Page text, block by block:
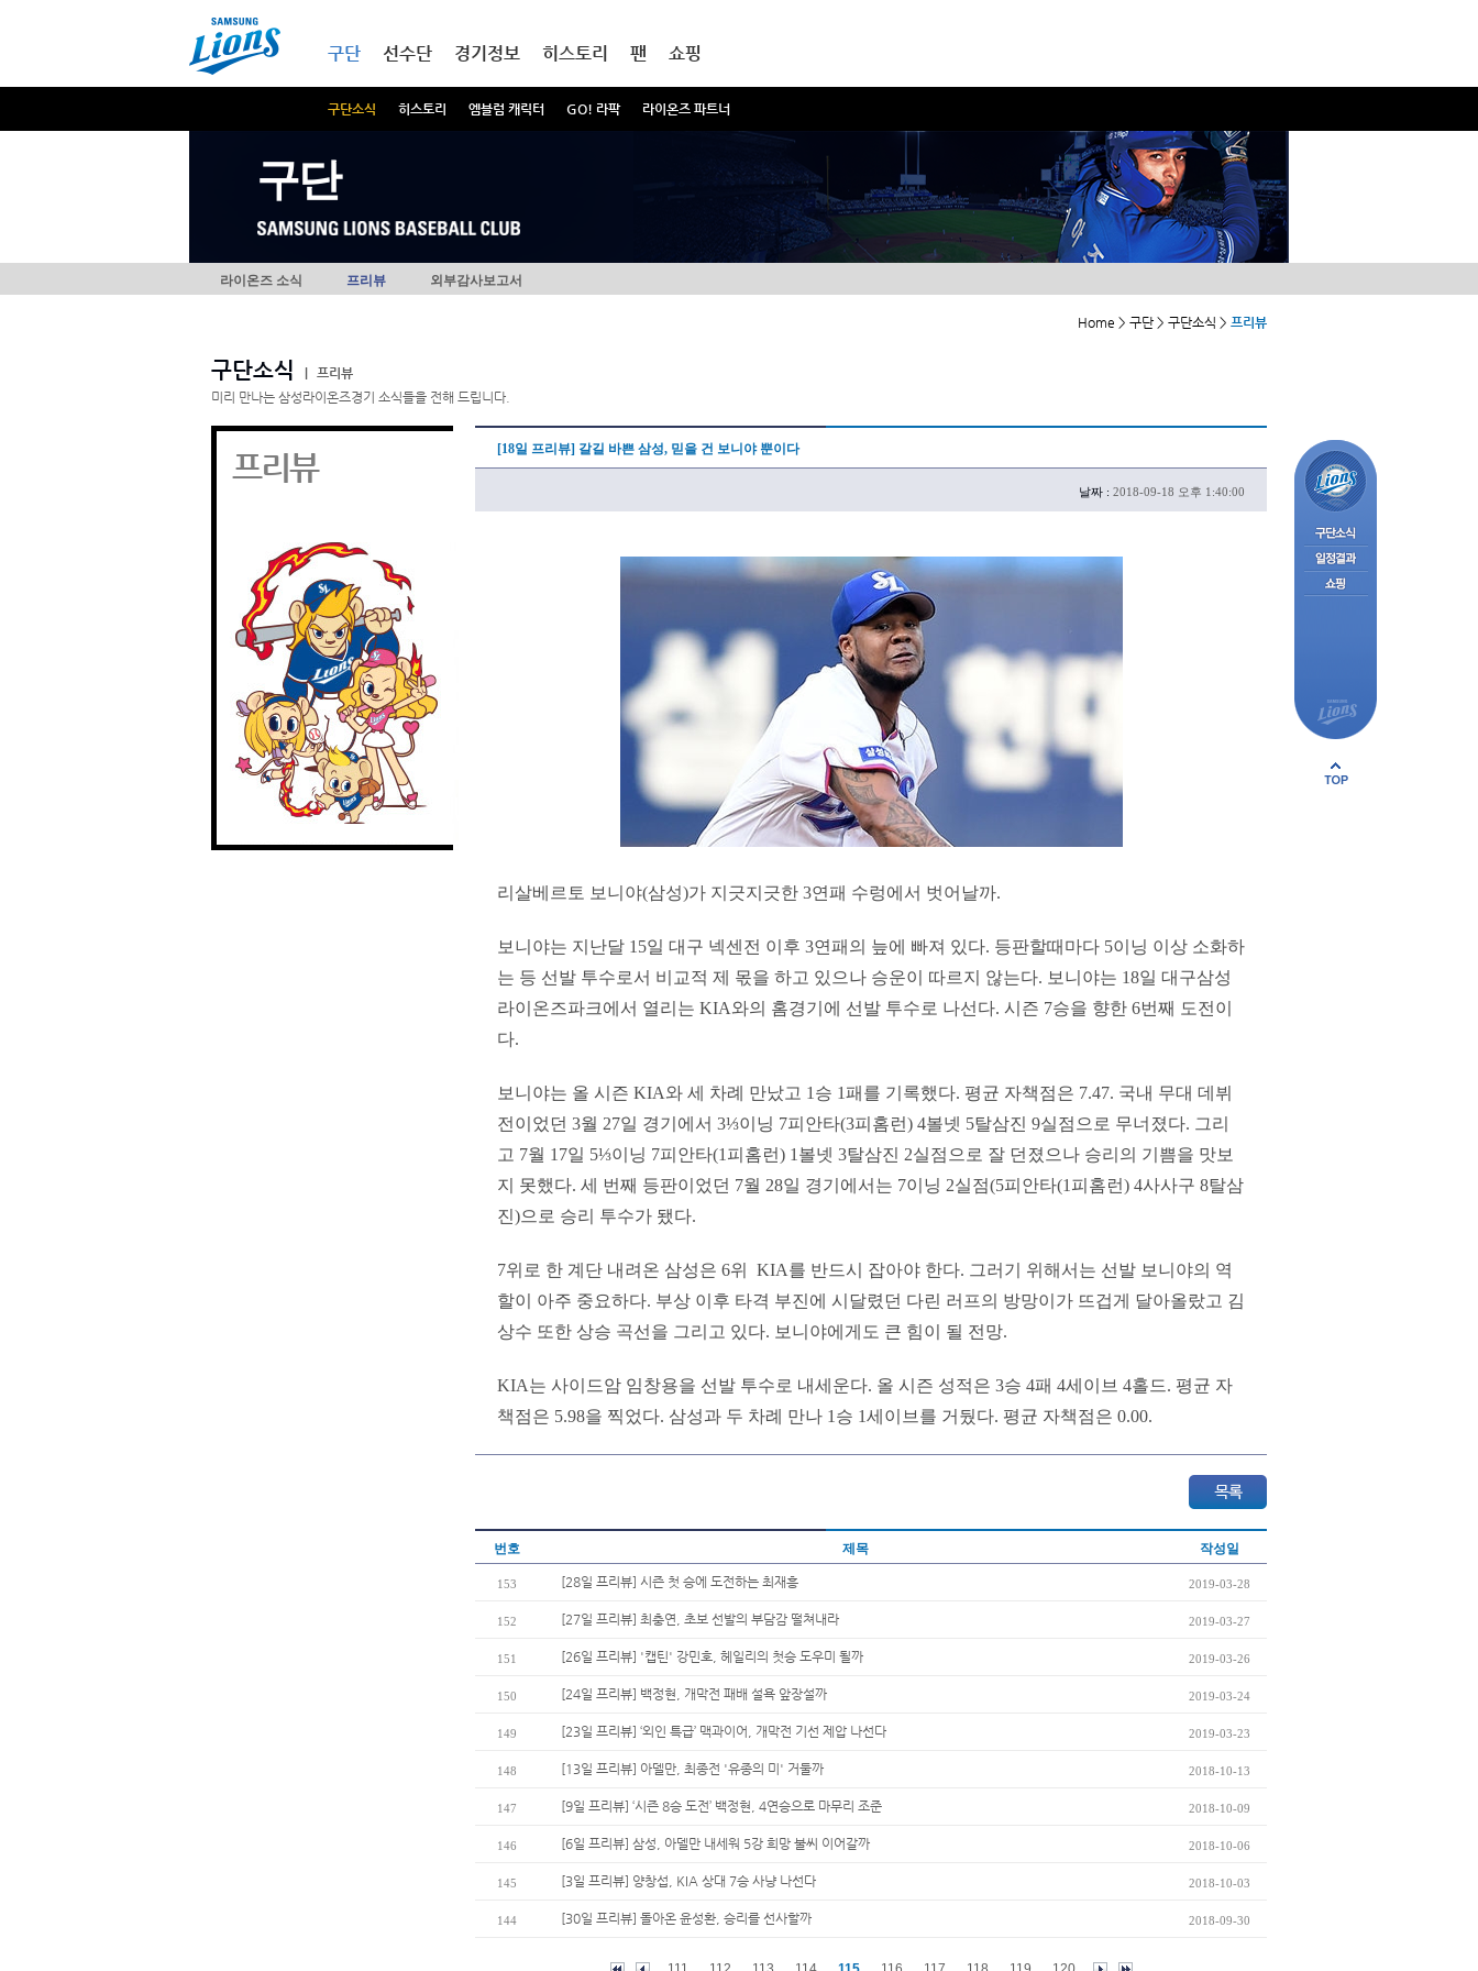
구단
구단소식 히스토리 엠블럼 캐릭터 GO! 라팍 라이온즈 파트너
선수단 경기정보 히스토리 팬 쇼핑
구단
라이온즈 소식 프리뷰 외부감사보고서
Home > 구단 > 구단소식 > 프리뷰
구단소식
프리뷰
미리 만나는 삼성라이온즈경기 소식들을 전해 드립니다.
프리뷰 [18일 프리뷰] 갈길 바쁜 삼성, 믿을 건 보니야 뿐이다
날짜 : 2018-09-18 오후 1:40:00
리살베르토 보니야(삼성)가 지긋지긋한 3연패 수렁에서 벗어날까.
보니야는 지난달 15일 대구 넥센전 이후 3연패의 늪에 빠져 있다. 등판할때마다 5이닝 이상 소화하
는 등 선발 투수로서 비교적 제 몫을 하고 있으나 승운이 따르지 않는다. 보니야는 18일 대구삼성
라이온즈파크에서 열리는 KIA와의 홈경기에 선발 투수로 나선다. 시즌 7승을 향한 6번째 도전이
다.
보니야는 올 시즌 KIA와 세 차례 만났고 1승 1패를 기록했다. 평균 자책점은 7.47. 국내 무대 데뷔
전이었던 3월 27일 경기에서 3⅓이닝 7피안타(3피홈런) 4볼넷 5탈삼진 9실점으로 무너졌다. 그리
고 7월 17일 5⅓이닝 7피안타(1피홈런) 1볼넷 3탈삼진 2실점으로 잘 던졌으나 승리의 기쁨을 맛보
지 못했다. 세 번째 등판이었던 7월 28일 경기에서는 7이닝 2실점(5피안타(1피홈런) 4사사구 8탈삼
진)으로 승리 투수가 됐다.
7위로 한 계단 내려온 삼성은 6위 KIA를 반드시 잡아야 한다. 그러기 위해서는 선발 보니야의 역
할이 아주 중요하다. 부상 이후 타격 부진에 시달렸던 다린 러프의 방망이가 뜨겁게 달아올랐고 김
상수 또한 상승 곡선을 그리고 있다. 보니야에게도 큰 힘이 될 전망.
KIA는 사이드암 임창용을 선발 투수로 내세운다. 올 시즌 성적은 3승 4패 4세이브 4홀드. 평균 자
책점은 5.98을 찍었다. 삼성과 두 차례 만나 1승 1세이브를 거뒀다. 평균 자책점은 0.00.
번호 제목 작성일
153 [28일 프리뷰] 시즌 첫 승에 도전하는 최재흥 2019-03-28
152 [27일 프리뷰] 최충연, 초보 선발의 부담감 떨쳐내라 2019-03-27
151 [26일 프리뷰] '캡틴' 강민호, 헤일리의 첫승 도우미 될까 2019-03-26
150 [24일 프리뷰] 백정현, 개막전 패배 설욕 앞장설까 2019-03-24
149 [23일 프리뷰] ‘외인 특급’ 맥과이어, 개막전 기선 제압 나선다 2019-03-23
148 [13일 프리뷰] 아델만, 최종전 '유종의 미' 거둘까 2018-10-13
147 [9일 프리뷰] ‘시즌 8승 도전’ 백정현, 4연승으로 마무리 조준 2018-10-09
146 [6일 프리뷰] 삼성, 아델만 내세워 5강 희망 불씨 이어갈까 2018-10-06
145 [3일 프리뷰] 양창섭, KIA 상대 7승 사냥 나선다 2018-10-03
144 [30일 프리뷰] 돌아온 윤성환, 승리를 선사할까 2018-09-30